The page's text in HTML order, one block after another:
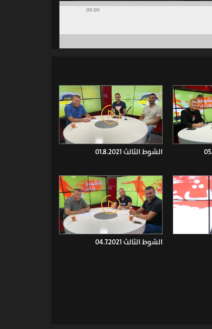
00:00
الشوط الثالث 01.8.2021
الشوط الثالث 04.7.2021